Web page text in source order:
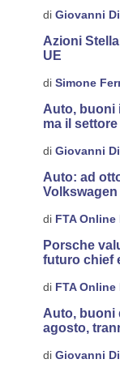
di Giovanni
Azioni
UE
di Simone
Auto, buoni
ma il
di Giovanni
Auto: ad
Volkswagen
di FTA Online
Porsche
futuro chief
di FTA Online
Auto, buoni
agosto,
di Giovanni